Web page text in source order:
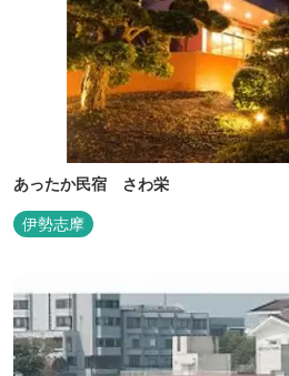
あったか民宿 さわ栄
伊勢志摩